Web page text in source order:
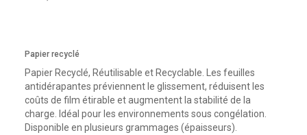
Papier recyclé
Papier Recyclé, Réutilisable et Recyclable. Les feuilles
antidérapantes préviennent le glissement, réduisent les
coûts de film étirable et augmentent la stabilité de la
charge. Idéal pour les environnements sous congélation.
Disponible en plusieurs grammages (épaisseurs).